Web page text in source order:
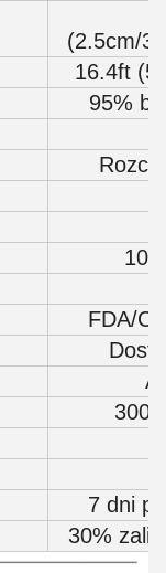
(2.5cm/
16.4ft
95%
FDA/
7 dni
30%